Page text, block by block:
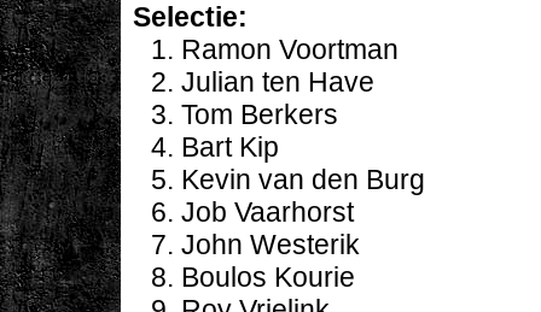
Selectie:
Ramon Voortman
Julian ten Have
Tom Berkers
Bart Kip
Kevin van den Burg
Job Vaarhorst
John Westerik
Boulos Kourie